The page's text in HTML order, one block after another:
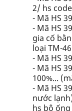
2/ hs
- Mã HS
- Mã HS
gia cố
loại TM-
- Mã HS
- Mã HS
100%...
- Mã HS
nước
hs bộ